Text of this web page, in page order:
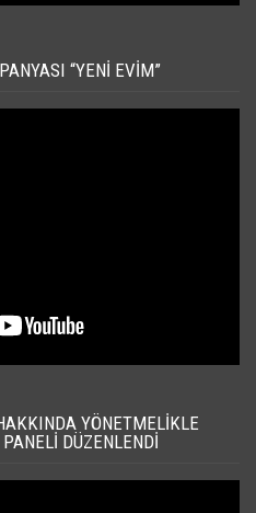
“YENI EVIM”
YÖNETMELIKLE
DÜZENLENDI